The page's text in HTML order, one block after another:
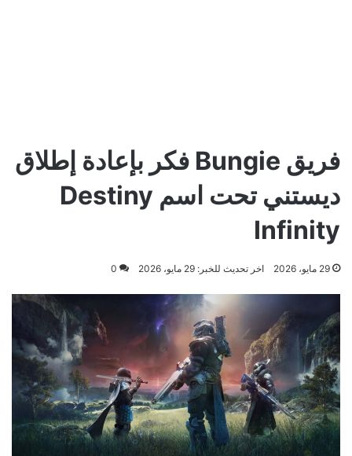
فريق Bungie فكر بإعادة إطلاق
ديستني تحت اسم Destiny
Infinity
29 مايو، 2026 اخر تحديث للخبر: 29 مايو، 2026 0